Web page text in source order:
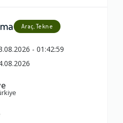
Araç, Tekne
- 01:42:59